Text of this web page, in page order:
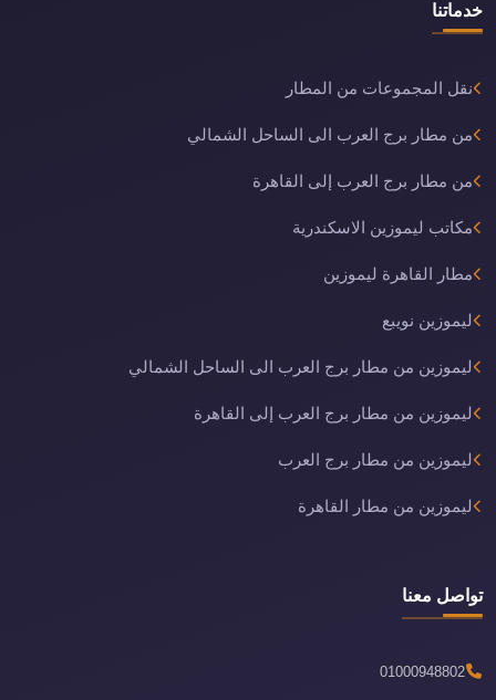
خدماتنا
نقل المجموعات من المطار
من مطار برج العرب الى الساحل الشمالي
من مطار برج العرب إلى القاهرة
مكاتب ليموزين الاسكندرية
مطار القاهرة ليموزين
ليموزين نويبع
ليموزين من مطار برج العرب الى الساحل الشمالي
ليموزين من مطار برج العرب إلى القاهرة
ليموزين من مطار برج العرب
ليموزين من مطار القاهرة
تواصل معنا
01000948802